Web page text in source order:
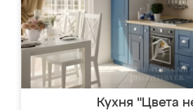
Кухня "Цвета